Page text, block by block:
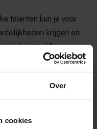
Over
cookies
talenten kun je voor
krijgen en
fijn, toch?
en solliciteer